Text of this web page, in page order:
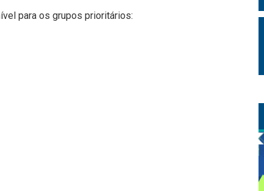
para os grupos prioritários: